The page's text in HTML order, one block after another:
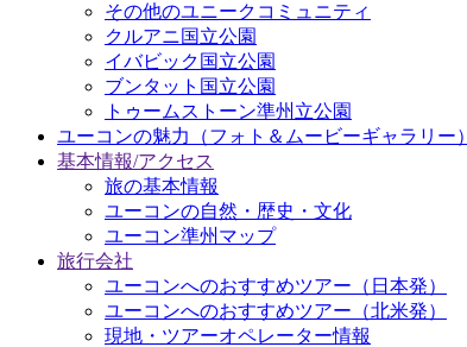
その他のユニークコミュニティ
クルアニ国立公園
イバビック国立公園
ブンタット国立公園
トゥームストーン準州立公園
ユーコンの魅力
（フォト＆ムービーギャラリー）
基本情報/アクセス
旅の基本情報
ユーコンの自然・歴史・文化
ユーコン準州マップ
旅行会社
ユーコンへのおすすめツアー（日本発）
ユーコンへのおすすめツアー（北米発）
現地・ツアーオペレーター情報